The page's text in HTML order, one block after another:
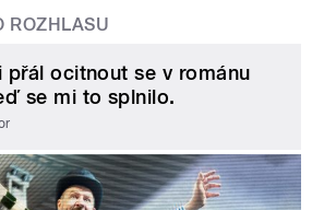
ROZHLASU
přál ocitnout se v románu
se mi to splnilo.